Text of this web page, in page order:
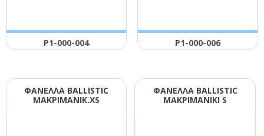
Ρ1-000-004 Ρ1-000-006
ΦΑΝΕΛΛΑ ΒΑLLΙSΤΙC
ΜΑΚΡΙΜΑΝΙΚ.ΧS
ΦΑΝΕΛΛΑ ΒΑLLΙSΤΙC
ΜΑΚΡΙΜΑΝΙΚΙ S